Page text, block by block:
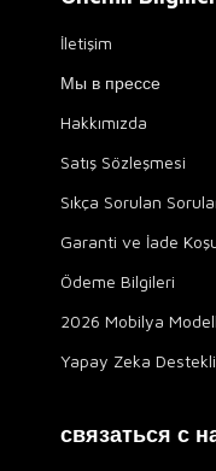
İletişim
Мы в прессе
Hakkımızda
Satış Sözleşmesi
Sıkça Sorulan
Garanti ve İade
Ödeme Bilgileri
2026 Mobilya
Yapay Zeka
связаться с